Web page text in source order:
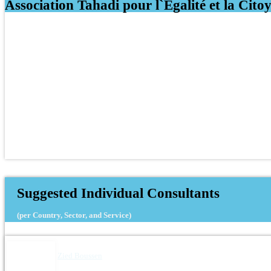
Association Tahadi pour l`Egalité et la
Suggested Individual Consultants
(per Country, Sector, and Service)